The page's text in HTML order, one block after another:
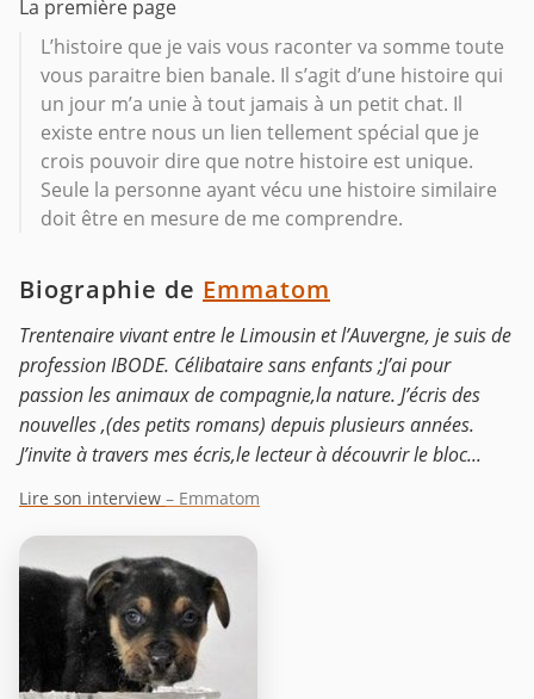
La première page
L’histoire que je vais vous raconter va somme toute
vous paraitre bien banale. Il s’agit d’une histoire qui
un jour m’a unie à tout jamais à un petit chat. Il
existe entre nous un lien tellement spécial que je
crois pouvoir dire que notre histoire est unique.
Seule la personne ayant vécu une histoire similaire
doit être en mesure de me comprendre.
Biographie de Emmatom
Trentenaire vivant entre le Limousin et l’Auvergne, je suis de
profession IBODE. Célibataire sans enfants ;J’ai pour
passion les animaux de compagnie,la nature. J’écris des
nouvelles ,(des petits romans) depuis plusieurs années.
J’invite à travers mes écris,le lecteur à découvrir le bloc...
Lire son interview – Emmatom